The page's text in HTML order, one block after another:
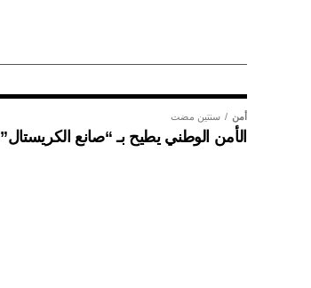
أمن سنتين مضت
الأمن الوطني يطيح بـ “صانع الكريستال”